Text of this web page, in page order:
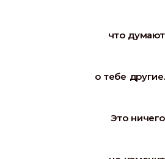
что думают
о тебе другие.
Это ничего